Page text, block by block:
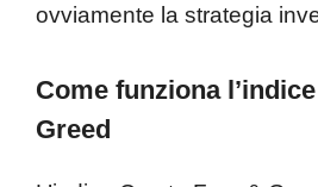
ovviamente la strategia
Come funziona
Greed